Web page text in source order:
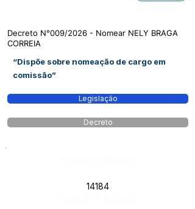
Decreto N°009/2026 - Nomear NELY BRAGA
CORREIA
“Dispõe sobre nomeação de cargo em
comissão”
Legislação
Decreto
14184